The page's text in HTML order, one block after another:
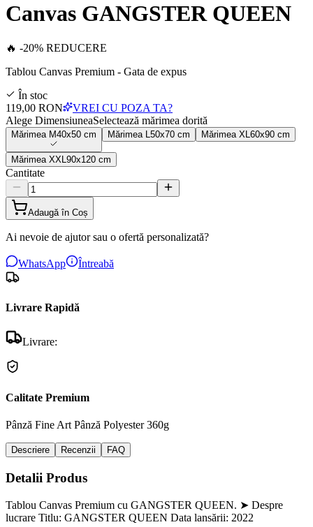
Canvas GANGSTER QUEEN
🔥 -20% REDUCERE
Tablou Canvas Premium - Gata de expus
În stoc
119,00 RON
VREI CU POZA TA?
Alege DimensiuneaSelectează mărimea dorită
Mărimea M40x50 cm Mărimea 50x70 cm Mărimea XL 60x90 cm
Mărimea XXL 90x120 cm
Cantitate
Adaugă în Coș
Ai nevoie de ajutor sau o ofertă personalizată?
WhatsApp Întreabă
Livrare Rapidă
Livrare:
Calitate Premium
Pânză Fine Art Pânză Polyester 360g
Descriere Recenzii FAQ
Detalii Produs
Tablou Canvas Premium cu GANGSTER QUEEN. ➤ Despre
lucrare Titlu: GANGSTER QUEEN Data lansării: 2022